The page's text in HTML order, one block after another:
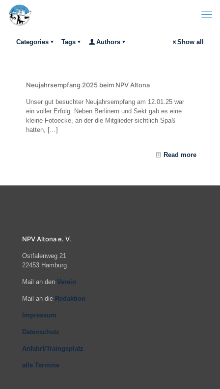
Categories Tags Authors Show all
Neujahrsempfang 2025 beim NPV Altona
Unser gut besuchter Neujahrsempfang am 12.01.25 war
ein voller Erfolg. Neben Berlinern und Sekt gab es eine
kleine Fotoecke, an der die Mitglieder sichtlich Spaß
hatten, […]
Read more
NPV Altona e. V.
Ostfalenweg 21
22453 Hamburg
Mail an den Verein
Mail an die Redaktion
Impressum
Datenschutz
Anfahrt/Traingsplatz
alle Termine